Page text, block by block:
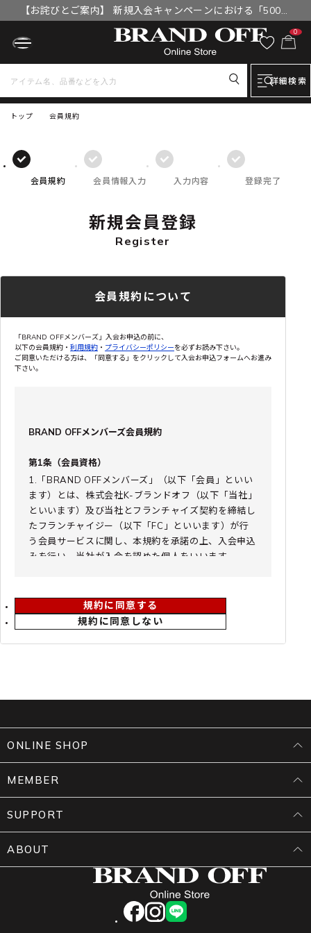
【お詫びとご案内】 新規入会キャンペーンにおける「500円
OFFクーポン」付与漏れと補填について
0
詳細検索
トップ 会員規約
会員規約 会員情報入力 入力内容 登録完了
新規会員登録
Register
会員規約について
「BRAND OFFメンバーズ」入会お申込の前に、
以下の会員規約・ 利用規約 ・ プライバシーポリシーを必ずお読み下さい。
ご同意いただける方は、「同意する」をクリックして入会お申込フォームへお進み
下さい。
BRAND OFFメンバーズ会員規約
第1条（会員資格）
1.「BRAND OFFメンバーズ」（以下「会員」といい
ます）とは、株式会社K-ブランドオフ（以下「当社」
といいます）及び当社とフランチャイズ契約を締結し
たフランチャイジー（以下「FC」といいます）が行
う会員サービスに関し、本規約を承諾の上、入会申込
みを行い、当社が入会を認めた個人をいいます。
3.会員サービスは、会員取扱店舗、国内向け公式オン
ラインストア、宅配買取・出張買取・催事買取でご利
用いただけるサービスです。
4.「BRAND OFFメンバーズ」の名称が変更された場
真実かつ正確な情報を提供し、必要項目を漏れなく登
録するものとします。本人確認書類の提示を求める場
ド」）及びスマートフォンで表示するバーコード（以
2.当社およびFCは、1会員につき1つのメンバーズカ
ードを貸与し、所有権は当社に帰属します。
3.モバイルカードは、マイページへの登録により利用
4.カード裏面に自署のうえ、会員本人の責任で管理す
規約に同意しない
規約に同意する
facebookinstagram
LINE
ONLINE SHOP
MEMBER
SUPPORT
ABOUT